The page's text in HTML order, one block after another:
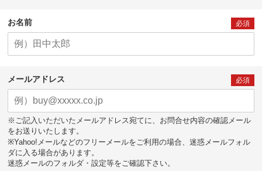
お名前 必須
メールアドレス 必須
※ご記入いただいたメールアドレス宛てに、お問合せ内容の確認メール
をお送りいたします。
※Yahoo!メールなどのフリーメールをご利用の場合、迷惑メールフォル
ダに入る場合があります。
迷惑メールのフォルダ・設定等をご確認下さい。